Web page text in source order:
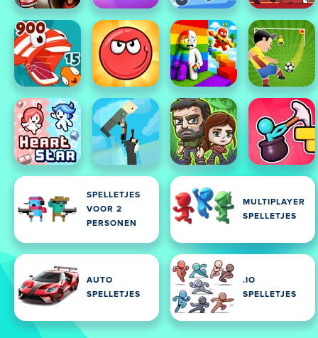
SPELLETJES
VOOR 2
PERSONEN
MULTIPLAYER
SPELLETJES
AUTO
SPELLETJES
.IO
SPELLETJES